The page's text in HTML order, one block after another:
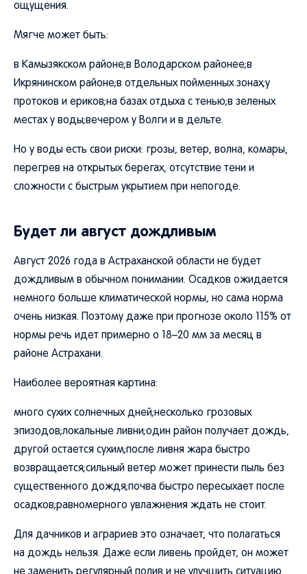
ощущения.
Мягче может быть:
в Камызякском районе;в Володарском районее;в
Икрянинском районе;в отдельных пойменных зонах;у
протоков и ериков;на базах отдыха с тенью;в зеленых
местах у воды;вечером у Волги и в дельте.
Но у воды есть свои риски: грозы, ветер, волна, комары,
перегрев на открытых берегах, отсутствие тени и
сложности с быстрым укрытием при непогоде.
Будет ли август дождливым
Август 2026 года в Астраханской области не будет
дождливым в обычном понимании. Осадков ожидается
немного больше климатической нормы, но сама норма
очень низкая. Поэтому даже при прогнозе около 115% от
нормы речь идет примерно о 18–20 мм за месяц в
районе Астрахани.
Наиболее вероятная картина:
много сухих солнечных дней;несколько грозовых
эпизодов;локальные ливни;один район получает дождь,
другой остается сухим;после ливня жара быстро
возвращается;сильный ветер может принести пыль без
существенного дождя;почва быстро пересыхает после
осадков;равномерного увлажнения ждать не стоит.
Для дачников и аграриев это означает, что полагаться
на дождь нельзя. Даже если ливень пройдет, он может
не заменить регулярный полив и не улучшить ситуацию